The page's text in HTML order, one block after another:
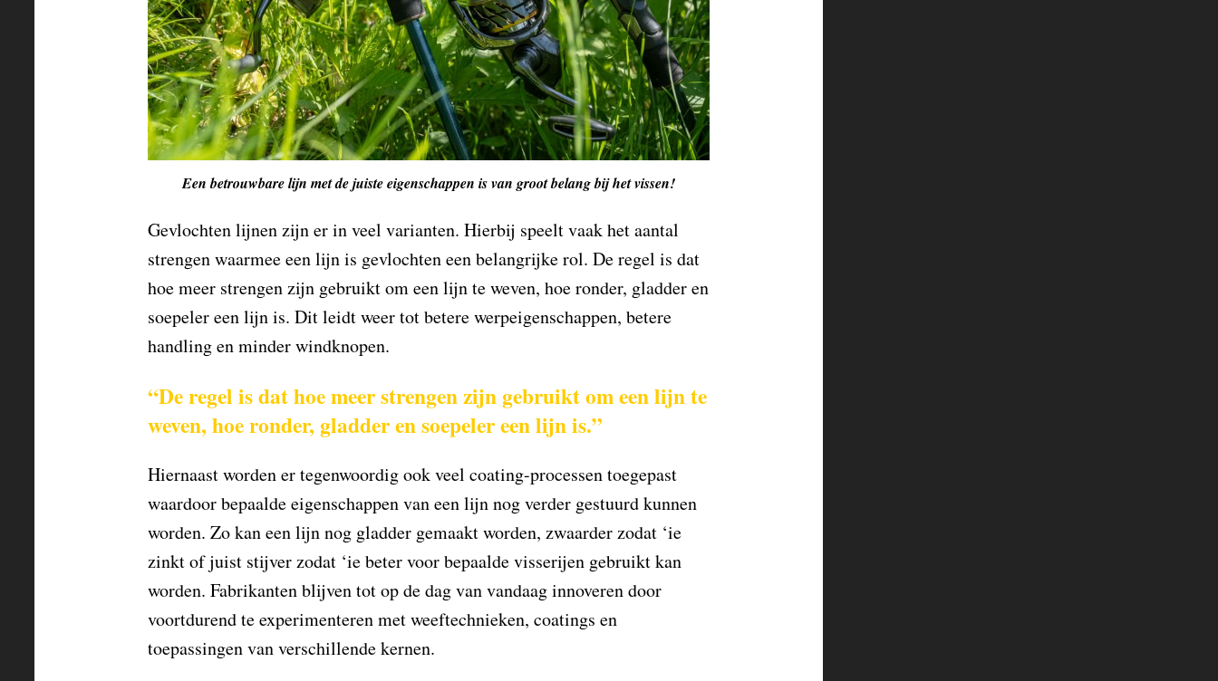
Een betrouwbare lijn met de juiste eigenschappen is van groot belang bij het vissen!
Gevlochten lijnen zijn er in veel varianten. Hierbij speelt vaak het aantal
strengen waarmee een lijn is gevlochten een belangrijke rol. De regel is dat
hoe meer strengen zijn gebruikt om een lijn te weven, hoe ronder, gladder en
soepeler een lijn is. Dit leidt weer tot betere werpeigenschappen, betere
handling en minder windknopen.
“De regel is dat hoe meer strengen zijn gebruikt om een lijn te
weven, hoe ronder, gladder en soepeler een lijn is.”
Hiernaast worden er tegenwoordig ook veel coating-processen toegepast
waardoor bepaalde eigenschappen van een lijn nog verder gestuurd kunnen
worden. Zo kan een lijn nog gladder gemaakt worden, zwaarder zodat ‘ie
zinkt of juist stijver zodat ‘ie beter voor bepaalde visserijen gebruikt kan
worden. Fabrikanten blijven tot op de dag van vandaag innoveren door
voortdurend te experimenteren met weeftechnieken, coatings en
toepassingen van verschillende kernen.